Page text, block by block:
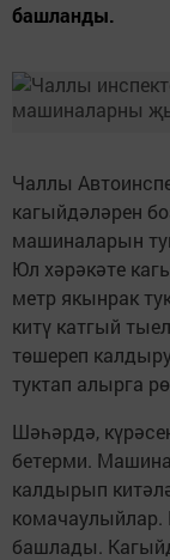
башланды.
Чаллы
кагыйдәләрен
машиналарын
Юл хәрәкәте
метр якынрак
китү катгый
төшереп
туктап алырга
Шәһәрдә,
бетерми.
калдырып
комачаулыйлар.
башлады.